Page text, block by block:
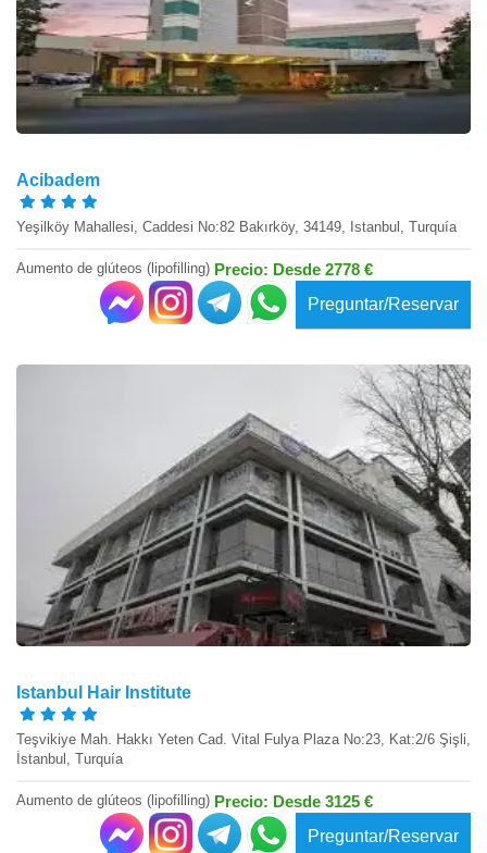
Acibadem
Yeşilköy Mahallesi, Caddesi No:82 Bakırköy, 34149, Istanbul, Turquía
Aumento de glúteos (lipofilling) Precio: Desde 2778 €
Preguntar/Reservar
Istanbul Hair Institute
Teşvikiye Mah. Hakkı Yeten Cad. Vital Fulya Plaza No:23, Kat:2/6 Şişli,
İstanbul, Turquía
Aumento de glúteos (lipofilling) Precio: Desde 3125 €
Preguntar/Reservar